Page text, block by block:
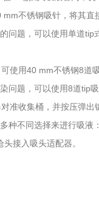
不锈钢吸针，将其直
问题，可以使用单道
使用40 mm不锈钢8道
问题，可以使用8道tip
准收集桶，并按压弹
种不同选择来进行吸
接入吸头适配器。